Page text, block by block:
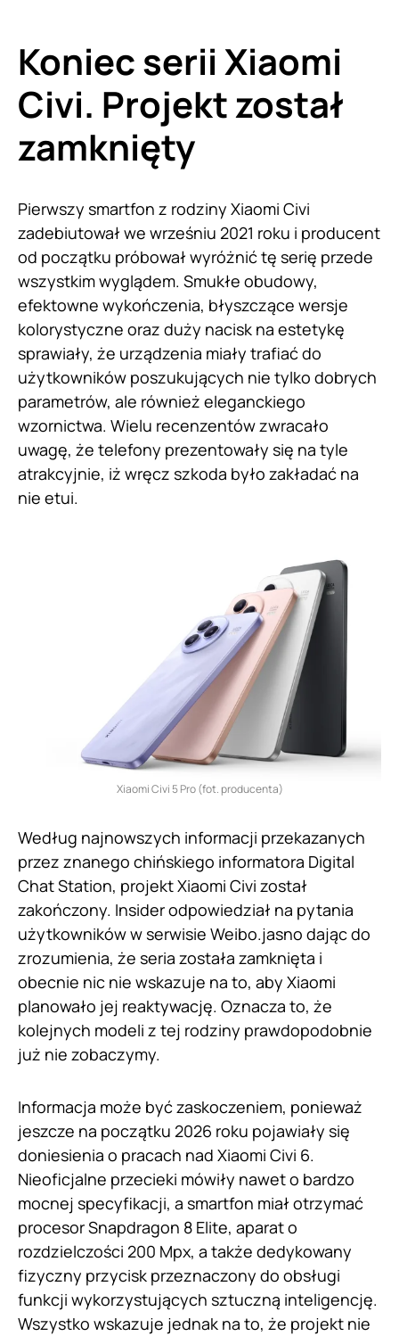
Koniec serii Xiaomi
Civi. Projekt został
zamknięty
Pierwszy smartfon z rodziny Xiaomi Civi
zadebiutował we wrześniu 2021 roku i producent
od początku próbował wyróżnić tę serię przede
wszystkim wyglądem. Smukłe obudowy,
efektowne wykończenia, błyszczące wersje
kolorystyczne oraz duży nacisk na estetykę
sprawiały, że urządzenia miały trafiać do
użytkowników poszukujących nie tylko dobrych
parametrów, ale również eleganckiego
wzornictwa. Wielu recenzentów zwracało
uwagę, że telefony prezentowały się na tyle
atrakcyjnie, iż wręcz szkoda było zakładać na
nie etui.
Xiaomi Civi 5 Pro (fot. producenta)
Według najnowszych informacji przekazanych
przez znanego chińskiego informatora Digital
Chat Station, projekt Xiaomi Civi został
zakończony. Insider odpowiedział na pytania
użytkowników w serwisie Weibo.jasno dając do
zrozumienia, że seria została zamknięta i
obecnie nic nie wskazuje na to, aby Xiaomi
planowało jej reaktywację. Oznacza to, że
kolejnych modeli z tej rodziny prawdopodobnie
już nie zobaczymy.
Informacja może być zaskoczeniem, ponieważ
jeszcze na początku 2026 roku pojawiały się
doniesienia o pracach nad Xiaomi Civi 6.
Nieoficjalne przecieki mówiły nawet o bardzo
mocnej specyfikacji, a smartfon miał otrzymać
procesor Snapdragon 8 Elite, aparat o
rozdzielczości 200 Mpx, a także dedykowany
fizyczny przycisk przeznaczony do obsługi
funkcji wykorzystujących sztuczną inteligencję.
Wszystko wskazuje jednak na to, że projekt nie